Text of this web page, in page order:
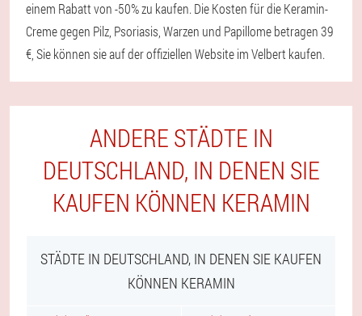
einem Rabatt von -50% zu kaufen. Die Kosten für die Keramin-
Creme gegen Pilz, Psoriasis, Warzen und Papillome betragen 39
€, Sie können sie auf der offiziellen Website im Velbert kaufen.
ANDERE STÄDTE IN
DEUTSCHLAND, IN DENEN SIE
KAUFEN KÖNNEN KERAMIN
STÄDTE IN DEUTSCHLAND, IN DENEN SIE KAUFEN
KÖNNEN KERAMIN